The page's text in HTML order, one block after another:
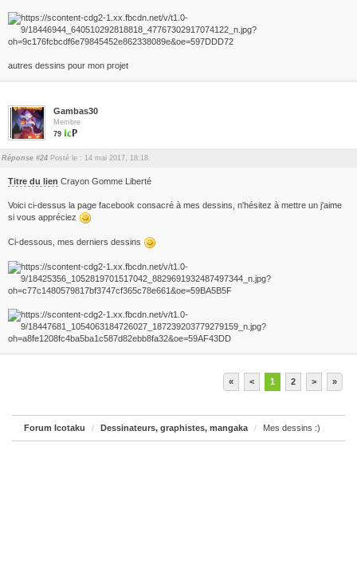
autres dessins pour mon projet
Gambas30
Membre
79
Réponse #24 Posté le : 14 mai 2017, 18:18.
Titre du lien Crayon Gomme Liberté
Voici ci-dessus la page facebook consacré à mes dessins, n'hésitez à mettre un j'aime
si vous appréciez
Ci-dessous, mes derniers dessins
« < 1 2 > »
Forum Icotaku Dessinateurs, graphistes, mangaka Mes dessins :)